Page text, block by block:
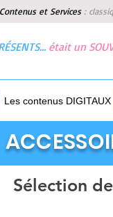
et Services :
était un
Les contenus DIGITAUX
Sélection